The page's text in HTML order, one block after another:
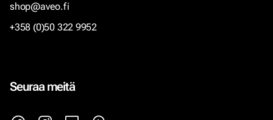
shop@aveo.fi
+358 (0)50 322 9952
Seuraa meitä